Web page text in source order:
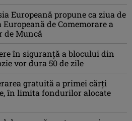
Europeană propune ca ziua de
de Comemorare a
de Muncă
în siguranță a blocului din
vor dura 50 de zile
gratuită a primei cărţi
în limita fondurilor alocate